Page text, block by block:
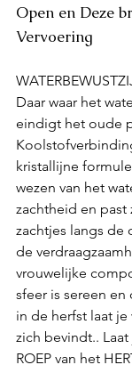
Open en Deze
Vervoering
Daar waar het
eindigt het oude
kristallijne
wezen van het
zachtheid en past
zachtjes langs de
de
vrouwelijke
sfeer is sereen
in de herfst laat
zich bevindt..
ROEP van het